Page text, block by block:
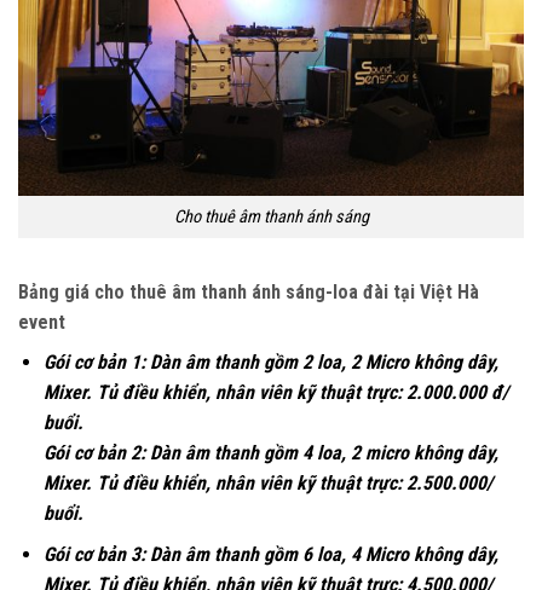
Cho thuê âm thanh ánh sáng
Bảng giá cho thuê âm thanh ánh sáng-loa đài tại Việt Hà
event
Gói cơ bản 1: Dàn âm thanh gồm 2 loa, 2 Micro không dây,
Mixer. Tủ điều khiển, nhân viên kỹ thuật trực: 2.000.000 đ/
buổi.
Gói cơ bản 2: Dàn âm thanh gồm 4 loa, 2 micro không dây,
Mixer. Tủ điều khiển, nhân viên kỹ thuật trực: 2.500.000/
buổi.
Gói cơ bản 3: Dàn âm thanh gồm 6 loa, 4 Micro không dây,
Mixer. Tủ điều khiển, nhân viên kỹ thuật trực: 4.500.000/